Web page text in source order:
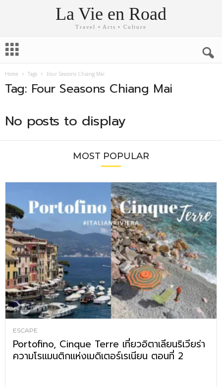
La Vie en Road
Travel • Arts • Culture
Home Tags Four Seasons Chiang Mai
Tag: Four Seasons Chiang Mai
No posts to display
MOST POPULAR
ESCAPE
Portofino, Cinque Terre เที่ยวอิตาเลียนริเวียร่า
ความโรแมนติกแห่งเมดิเตอร์เรเนียน ตอนที่ 2